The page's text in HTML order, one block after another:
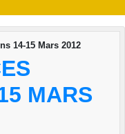
14-15 Mars 2012
MARS